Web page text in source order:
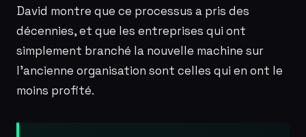
David montre que ce processus a pris des
décennies, et que les entreprises qui ont
simplement branché la nouvelle machine sur
l’ancienne organisation sont celles qui en ont le
moins profité.